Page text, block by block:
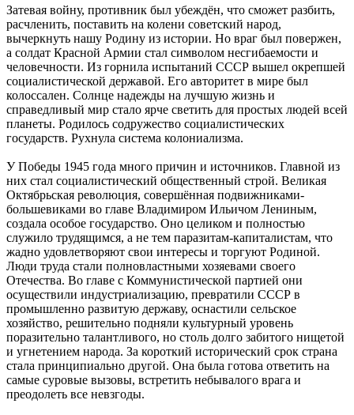
Затевая войну, противник был убеждён, что сможет разбить,
расчленить, поставить на колени советский народ,
вычеркнуть нашу Родину из истории. Но враг был повержен,
а солдат Красной Армии стал символом несгибаемости и
человечности. Из горнила испытаний СССР вышел окрепшей
социалистической державой. Его авторитет в мире был
колоссален. Солнце надежды на лучшую жизнь и
справедливый мир стало ярче светить для простых людей всей
планеты. Родилось содружество социалистических
государств. Рухнула система колониализма.
У Победы 1945 года много причин и источников. Главной из
них стал социалистический общественный строй. Великая
Октябрьская революция, совершённая подвижниками-
большевиками во главе Владимиром Ильичом Лениным,
создала особое государство. Оно целиком и полностью
служило трудящимся, а не тем паразитам-капиталистам, что
жадно удовлетворяют свои интересы и торгуют Родиной.
Люди труда стали полновластными хозяевами своего
Отечества. Во главе с Коммунистической партией они
осуществили индустриализацию, превратили СССР в
промышленно развитую державу, оснастили сельское
хозяйство, решительно подняли культурный уровень
поразительно талантливого, но столь долго забитого нищетой
и угнетением народа. За короткий исторический срок страна
стала принципиально другой. Она была готова ответить на
самые суровые вызовы, встретить небывалого врага и
преодолеть все невзгоды.